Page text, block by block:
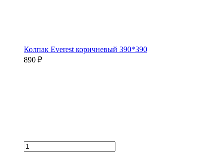
Колпак Everest коричневый 390*390
890 ₽